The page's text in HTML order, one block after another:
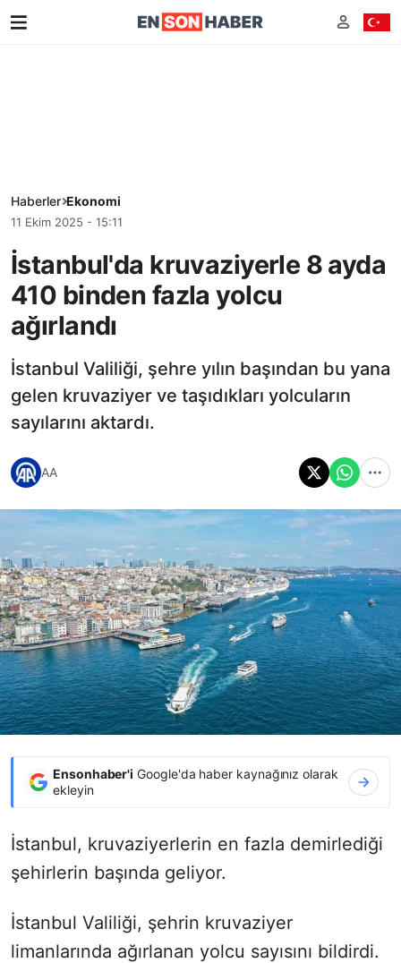
Haberler Ekonomi
11 Ekim 2025 - 15:11
İstanbul'da kruvaziyerle 8 ayda
410 binden fazla yolcu
ağırlandı
İstanbul Valiliği, şehre yılın başından bu yana
gelen kruvaziyer ve taşıdıkları yolcuların
sayılarını aktardı.
AA
Ensonhaber'i Google'da haber kaynağınız olarak
ekleyin
İstanbul, kruvaziyerlerin en fazla demirlediği
şehirlerin başında geliyor.
İstanbul Valiliği, şehrin kruvaziyer
limanlarında ağırlanan yolcu sayısını bildirdi.